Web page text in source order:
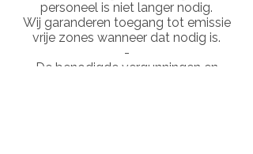
personeel is niet langer nodig.
Wij garanderen toegang tot emissie
vrije zones wanneer dat nodig is.
-
De benodigde vergunningen en